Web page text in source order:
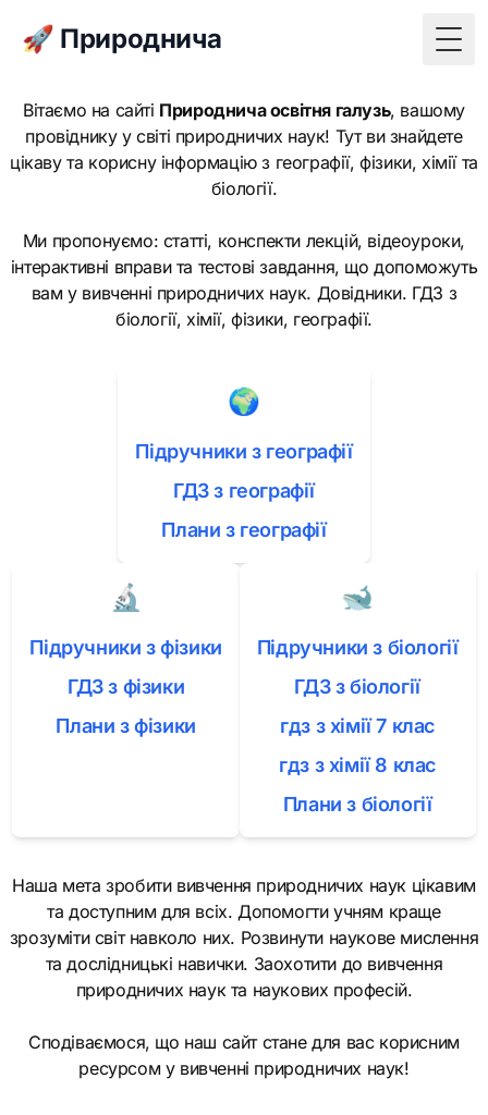
🚀 Природнича
Вітаємо на сайті Природнича освітня галузь, вашому
провіднику у світі природничих наук! Тут ви знайдете
цікаву та корисну інформацію з географії, фізики, хімії та
біології.
Ми пропонуємо: статті, конспекти лекцій, відеоуроки,
інтерактивні вправи та тестові завдання, що допоможуть
вам у вивченні природничих наук. Довідники. ГДЗ з
біології, хімії, фізики, географії.
🌍
Підручники з географії
ГДЗ з географії
Плани з географії
🔬
Підручники з фізики
ГДЗ з фізики
Плани з фізики
🐋
Підручники з біології
ГДЗ з біології
гдз з хімії 7 клас
гдз з хімії 8 клас
Плани з біології
Наша мета зробити вивчення природничих наук цікавим
та доступним для всіх. Допомогти учням краще
зрозуміти світ навколо них. Розвинути наукове мислення
та дослідницькі навички. Заохотити до вивчення
природничих наук та наукових професій.
Сподіваємося, що наш сайт стане для вас корисним
ресурсом у вивченні природничих наук!